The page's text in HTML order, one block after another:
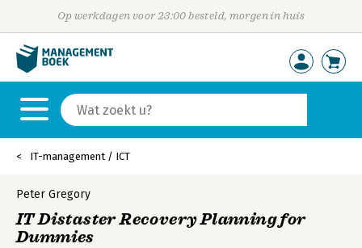
Op werkdagen voor 23:00 besteld, morgen in huis
IT-management / ICT
Peter Gregory
IT Distaster Recovery Planning for
Dummies